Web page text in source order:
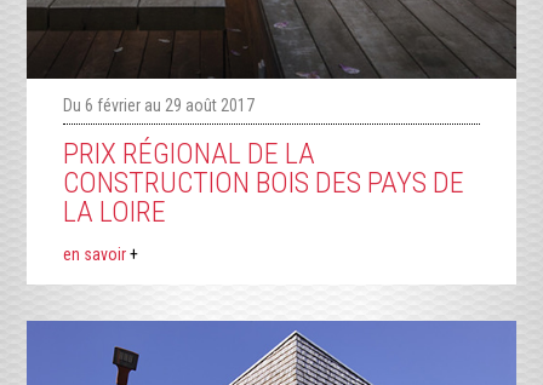
Du 6 février au 29 août 2017
PRIX RÉGIONAL DE LA
CONSTRUCTION BOIS DES PAYS DE
LA LOIRE
en savoir+